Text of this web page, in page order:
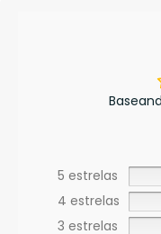
5 estrelas
4 estrelas
3 estrelas